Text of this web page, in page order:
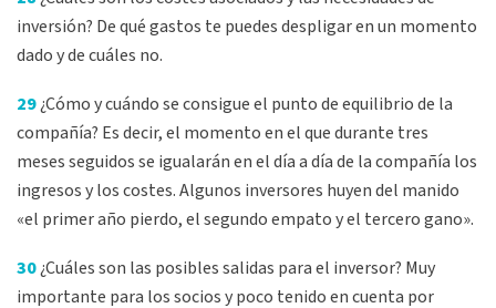
inversión? De qué gastos te puedes despligar en un momento
dado y de cuáles no.
29¿Cómo y cuándo se consigue el punto de equilibrio de la
compañía? Es decir, el momento en el que durante tres
meses seguidos se igualarán en el día a día de la compañía los
ingresos y los costes. Algunos inversores huyen del manido
«el primer año pierdo, el segundo empato y el tercero gano».
30¿Cuáles son las posibles salidas para el inversor? Muy
importante para los socios y poco tenido en cuenta por